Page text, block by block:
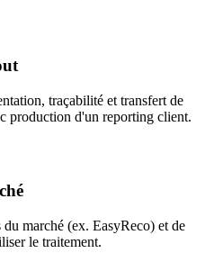
traçabilité et transfert de
production d'un reporting client.
marché (ex. EasyReco) et de
le traitement.